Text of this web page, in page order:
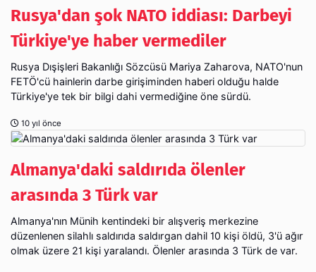
Rusya'dan şok NATO iddiası: Darbeyi
Türkiye'ye haber vermediler
Rusya Dışişleri Bakanlığı Sözcüsü Mariya Zaharova, NATO'nun
FETÖ'cü hainlerin darbe girişiminden haberi olduğu halde
Türkiye'ye tek bir bilgi dahi vermediğine öne sürdü.
10 yıl önce
Almanya'daki saldırıda ölenler
arasında 3 Türk var
Almanya'nın Münih kentindeki bir alışveriş merkezine
düzenlenen silahlı saldırıda saldırgan dahil 10 kişi öldü, 3'ü ağır
olmak üzere 21 kişi yaralandı. Ölenler arasında 3 Türk de var.